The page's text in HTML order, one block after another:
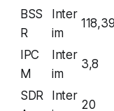
BSS
R
Inter
im
118,39
IPC
M
Inter
im
3,8
SDR
Inter
20